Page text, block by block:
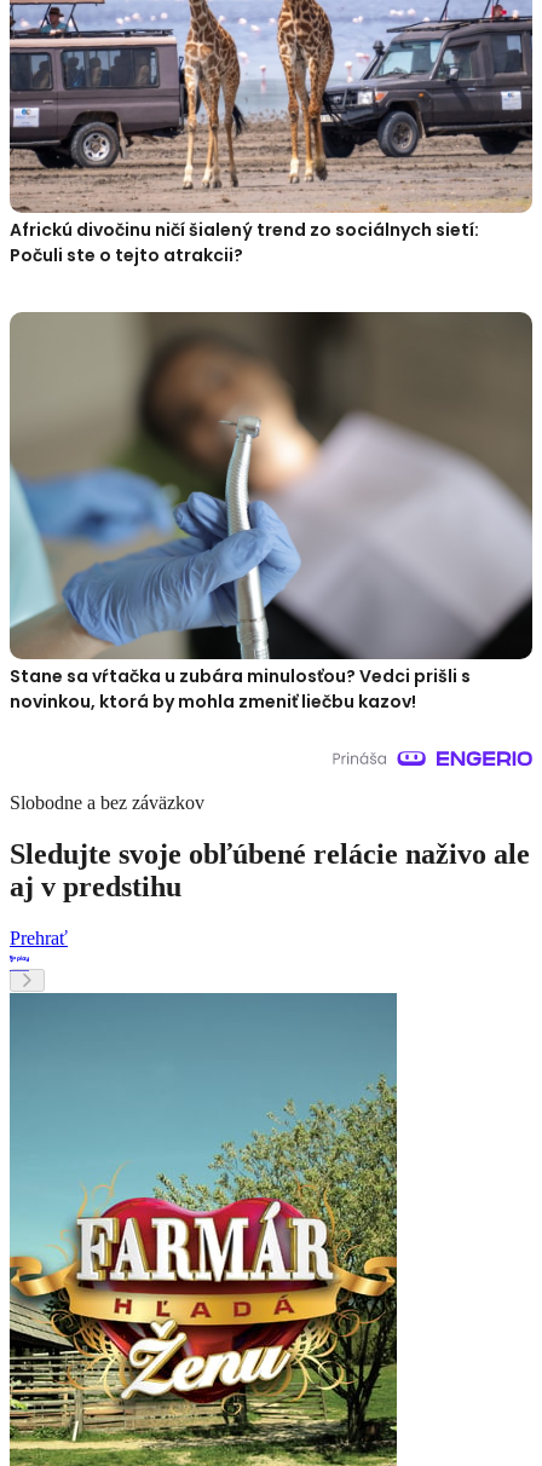
Africkú divočinu ničí šialený trend zo sociálnych sietí:
Počuli ste o tejto atrakcii?
Stane sa vŕtačka u zubára minulosťou? Vedci prišli s
novinkou, ktorá by mohla zmeniť liečbu kazov!
Slobodne a bez záväzkov
Sledujte svoje obľúbené relácie naživo ale
aj v predstihu
Prehrať